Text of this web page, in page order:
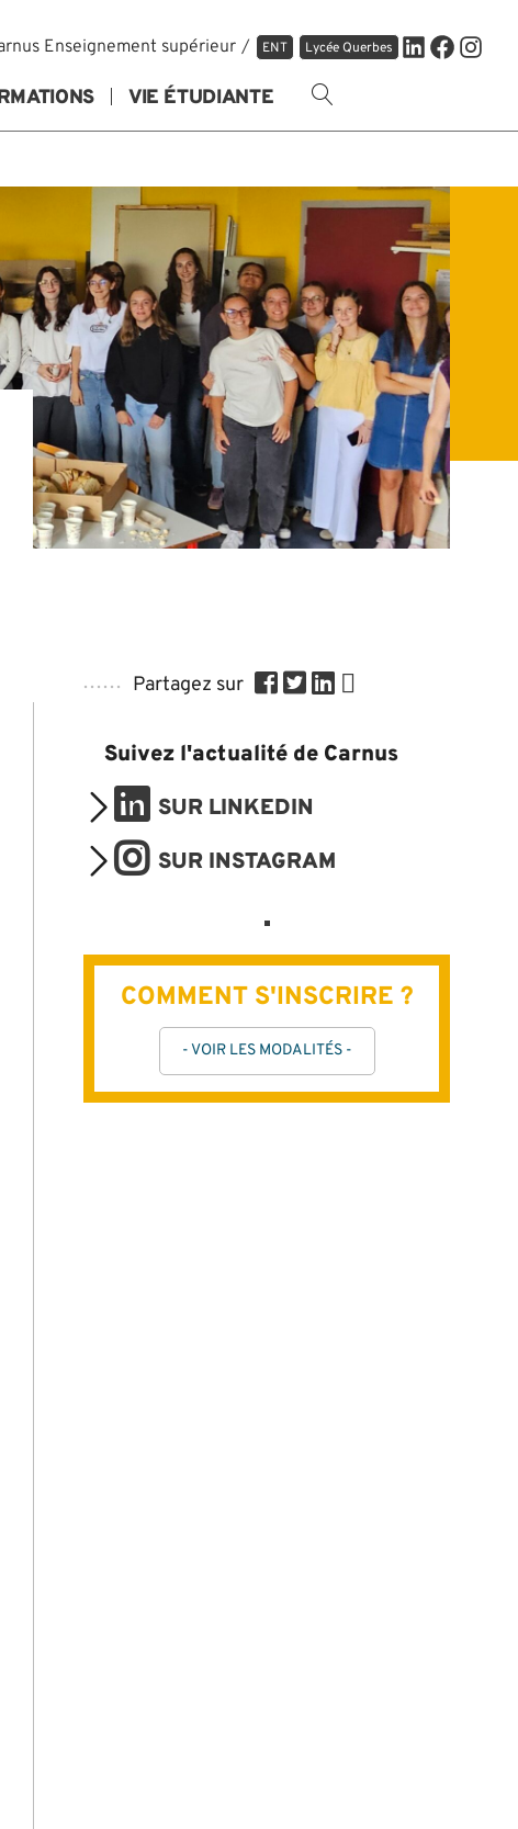
Enseignement supérieur ENT Lycée Querbes LinkedIn
VIE ÉTUDIANTE
LA
Partagez sur
Suivez l'actualité de Carnus
SUR LINKEDIN
SUR INSTAGRAM
COMMENT S'INSCRIRE ?
- VOIR LES MODALITÉS -